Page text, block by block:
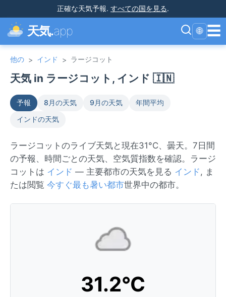
正確な天気予報. すべての国を見る.
天気.app 🌐 ☰
他の > インド > ラージコット
天気 in ラージコット, インド 🇮🇳
予報 8月の天気 9月の天気
年間平均
インドの天気
ラージコットのライブ天気と現在31°C、曇天。7日間
の予報、時間ごとの天気、空気質指数を確認。ラージ
コットは インド — 主要都市の天気を見る インド, ま
たは閲覧 今すぐ最も暑い都市世界中の都市。
31.2°C